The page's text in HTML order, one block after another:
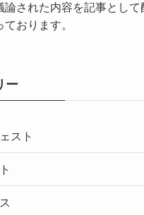
論された内容を記事とし
おります。
ー
スト